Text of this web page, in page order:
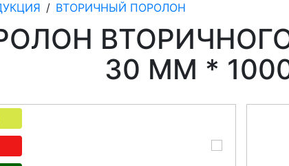
/ ВТОРИЧНЫЙ ПОРОЛОН
30 ММ *